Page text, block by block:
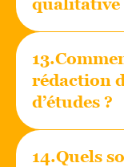
rédaction
d’études ?
14.Quels